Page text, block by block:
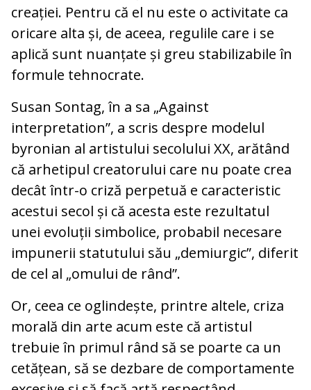
creației. Pentru că el nu este o activitate ca
oricare alta și, de aceea, regulile care i se
aplică sunt nuanțate și greu stabilizabile în
formule tehnocrate.
Susan Sontag, în a sa „Against
interpretation”, a scris despre modelul
byronian al artistului secolului XX, arătând
că arhetipul creatorului care nu poate crea
decât într-o criză perpetuă e caracteristic
acestui secol și că acesta este rezultatul
unei evoluții simbolice, probabil necesare
impunerii statutului său „demiurgic”, diferit
de cel al „omului de rând”.
Or, ceea ce oglindește, printre altele, criza
morală din arte acum este că artistul
trebuie în primul rând să se poarte ca un
cetățean, să se dezbare de comportamente